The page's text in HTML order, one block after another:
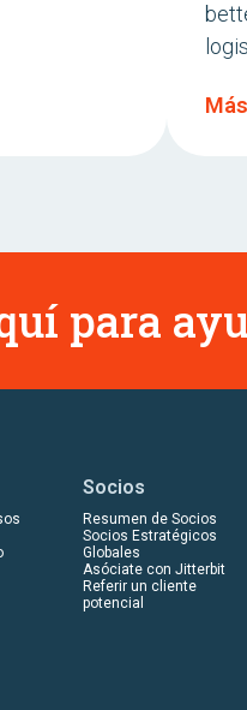
para
Socios
Resumen de Socios
Socios Estratégicos
Globales
Asóciate con Jitterbit
Referir un cliente
potencial